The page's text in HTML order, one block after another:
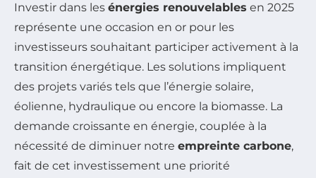
Investir dans les énergies renouvelables en 2025
représente une occasion en or pour les
investisseurs souhaitant participer activement à la
transition énergétique. Les solutions impliquent
des projets variés tels que l’énergie solaire,
éolienne, hydraulique ou encore la biomasse. La
demande croissante en énergie, couplée à la
nécessité de diminuer notre empreinte carbone,
fait de cet investissement une priorité